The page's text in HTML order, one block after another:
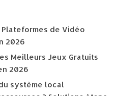
de Vidéo
2026
Meilleurs Jeux Gratuits
2026
système local